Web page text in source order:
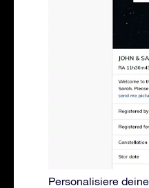
Personalisiere